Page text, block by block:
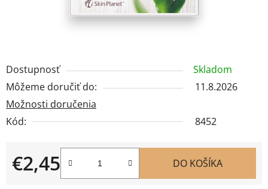
Dostupnosť
Skladom
Môžeme doručiť do:
11.8.2026
Možnosti doručenia
Kód:
8452
€2,45
Jednotková cena:
DO KOŠÍKA